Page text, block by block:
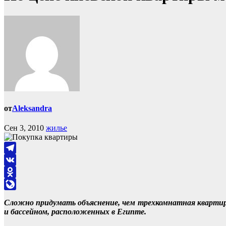
отAleksandra
Сен 3, 2010 жилье
Telegram
VK
Odnoklassniki
Сложно придумать объяснение, чем трехкомнатная
и бассейном, расположенных в Египте.